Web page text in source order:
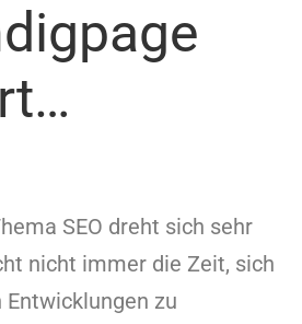
SEO dreht sich sehr
nicht immer die Zeit, sich
zu